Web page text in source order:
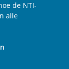
de NTI-
alle